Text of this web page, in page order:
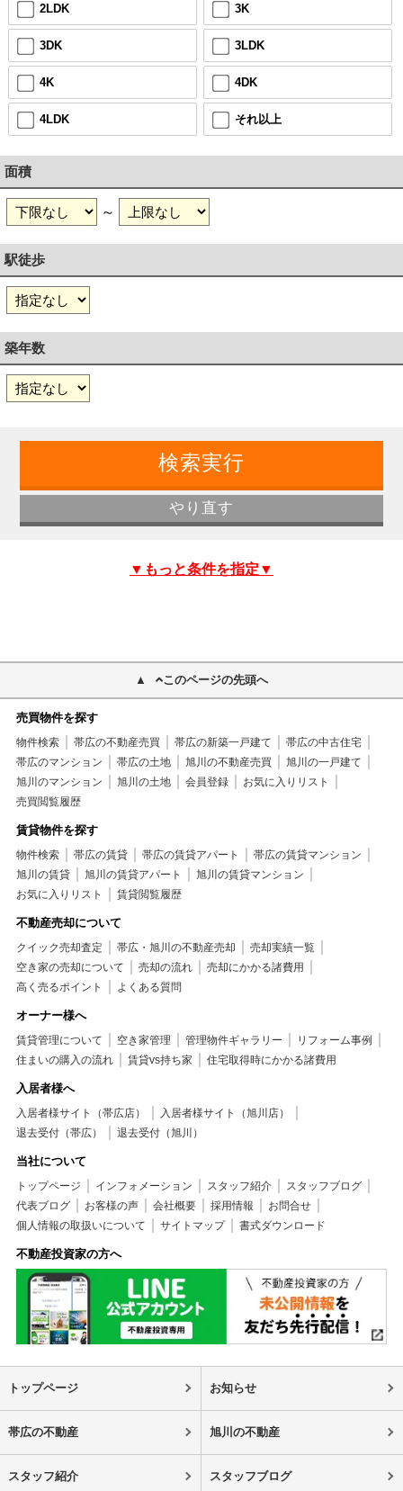
2LDK 3K
3DK 3LDK
4K 4DK
4LDK それ以上
面積
～
駅徒歩
築年数
▼もっと条件を指定▼
このページの先頭へ
売買物件を探す
物件検索 帯広の不動産売買 帯広の新築一戸建て
帯広の中古住宅
帯広のマンション
帯広の土地 旭川の不動産売買
旭川の一戸建て
旭川のマンション
旭川の土地 会員登録
お気に入りリスト
売買閲覧履歴
賃貸物件を探す
物件検索 帯広の賃貸 帯広の賃貸アパート
帯広の賃貸マンション
旭川の賃貸
旭川の賃貸アパート
旭川の賃貸マンション
お気に入りリスト
賃貸閲覧履歴
不動産売却について
クイック売却査定 帯広・旭川の不動産売却
売却実績一覧
空き家の売却について
売却の流れ
売却にかかる諸費用
高く売るポイント
よくある質問
オーナー様へ
賃貸管理について 空き家管理 管理物件ギャラリー
リフォーム事例
住まいの購入の流れ
賃貸vs持ち家 住宅取得時にかかる諸費用
入居者様へ
入居者様サイト（帯広店）
入居者様サイト（旭川店）
退去受付（帯広）
退去受付（旭川）
当社について
トップページ インフォメーション スタッフ紹介
スタッフブログ
代表ブログ
お客様の声 会社概要 採用情報
お問合せ
個人情報の取扱いについて
サイトマップ 書式ダウンロード
不動産投資家の方へ
トップページ お知らせ
帯広の不動産 旭川の不動産
スタッフ紹介 スタッフブログ